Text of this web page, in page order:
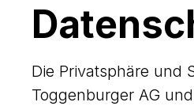
Die Privatsphäre und
Toggenburger AG